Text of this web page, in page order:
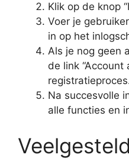
Klik op de knop
Voer je
in op het
Als je nog geen
de link “Account
Na succesvolle
alle functies en